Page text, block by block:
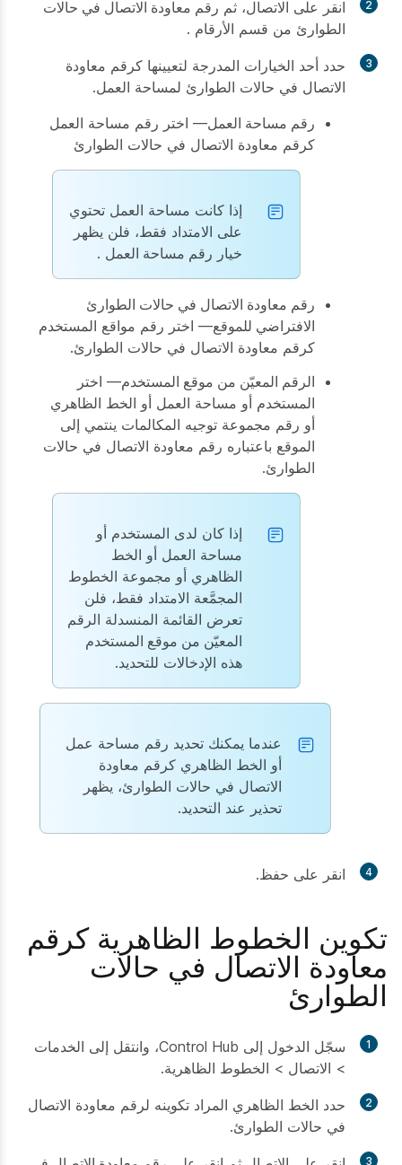
2 انقر على الاتصال، ثم رقم معاودة الاتصال في حالات
الطوارئ من قسم الأرقام .
3
حدد أحد الخيارات المدرجة لتعيينها كرقم معاودة
الاتصال في حالات الطوارئ لمساحة العمل.
رقم مساحة العمل— اختر رقم مساحة العمل
كرقم معاودة الاتصال في حالات الطوارئ
إذا كانت مساحة العمل تحتوي
على الامتداد فقط، فلن يظهر
خيار رقم مساحة العمل .
رقم معاودة الاتصال في حالات الطوارئ
الافتراضي للموقع— اختر رقم مواقع المستخدم
كرقم معاودة الاتصال في حالات الطوارئ.
الرقم المعيّن من موقع المستخدم— اختر
المستخدم أو مساحة العمل أو الخط الظاهري
أو رقم مجموعة توجيه المكالمات ينتمي إلى
الموقع باعتباره رقم معاودة الاتصال في حالات
الطوارئ.
إذا كان لدى المستخدم أو
مساحة العمل أو الخط
الظاهري أو مجموعة الخطوط
المجمَّعة الامتداد فقط، فلن
تعرض القائمة المنسدلة الرقم
المعيّن من موقع المستخدم
هذه الإدخالات للتحديد.
عندما يمكنك تحديد رقم مساحة عمل
أو الخط الظاهري كرقم معاودة
الاتصال في حالات الطوارئ، يظهر
تحذير عند التحديد.
4 انقر على حفظ.
تكوين الخطوط الظاهرية كرقم
معاودة الاتصال في حالات
الطوارئ
1
سجّل الدخول إلى Control Hub، وانتقل إلى الخدمات
> الاتصال > الخطوط الظاهرية.
2
حدد الخط الظاهري المراد تكوينه لرقم معاودة الاتصال
في حالات الطوارئ.
3